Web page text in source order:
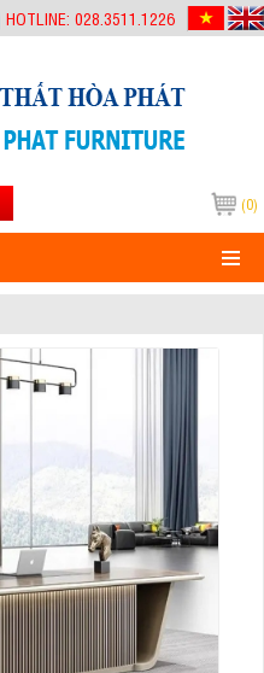
HOTLINE: 028.3511.1226
(0)